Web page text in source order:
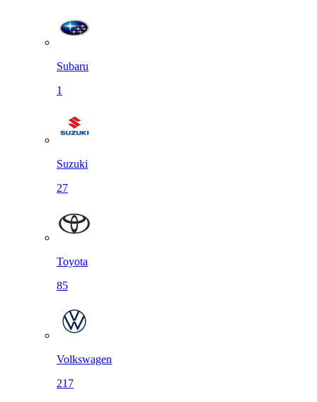
Subaru
1
Suzuki
27
Toyota
85
Volkswagen
217